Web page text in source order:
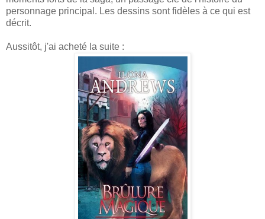
personnage principal. Les dessins sont fidèles à ce qui est
décrit.
Aussitôt, j'ai acheté la suite :